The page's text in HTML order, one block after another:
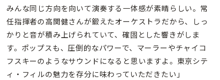
みんな同じ方向を向いて演奏する一体感が素晴らしい。常
任指揮者の高関健さんが鍛えたオーケストラだから、しっ
かりと音が積み上げられていて、確固とした響きがしま
す。ポップスも、圧倒的なパワーで、マーラーやチャイコ
フスキーのようなサウンドになると思いますよ。東京シテ
ィ・フィルの魅力を存分に味わっていただきたい」